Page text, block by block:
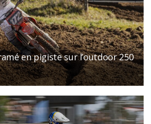
en pigiste sur l’outdoor 250